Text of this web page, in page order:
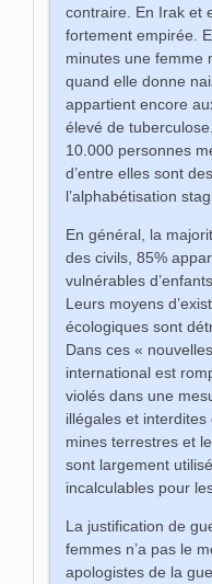
contraire. En Irak et
fortement empirée.
minutes une femme
quand elle donne
appartient encore
élevé de
10.000 personnes
d’entre elles sont
l’alphabétisation
En général, la
des civils, 85%
vulnérables
Leurs moyens
écologiques sont
Dans ces «
international est
violés dans une
illégales et interdites
mines terrestres et
sont largement
incalculables pour
La justification de
femmes n’a pas le
apologistes de la